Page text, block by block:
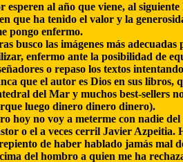
esperen al año que viene, al
que ha tenido el valor y la
pongo enfermo.
busco las imágenes más
enfermo ante la posibilidad de
o repaso los textos
que el autor es Dios en sus libros,
del Mar y muchos best-sellers
luego dinero dinero dinero).
hoy no voy a meterme con nadie
o el a veces cerril Javier
de haber hablado jamás mal
del hombro a quien me ha